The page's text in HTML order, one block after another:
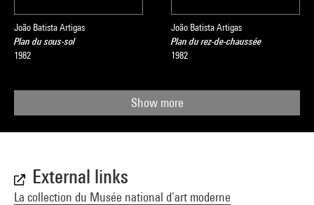
João Batista Artigas
Plan du sous-sol
1982
João Batista Artigas
Plan du rez-de-chaussée
1982
Show more
External links
La collection du Musée national d’art moderne